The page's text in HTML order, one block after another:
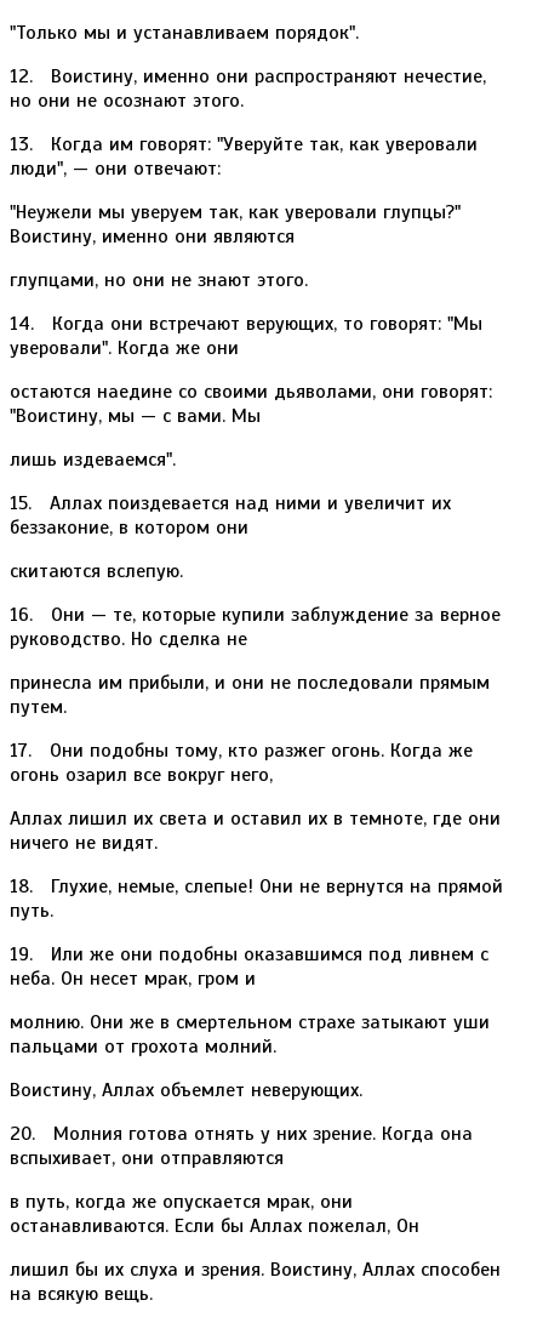
"Только мы и устанавливаем порядок".
12. Воистину, именно они распространяют нечестие,
но они не осознают этого.
13. Когда им говорят: "Уверуйте так, как уверовали
люди", — они отвечают:
"Неужели мы уверуем так, как уверовали глупцы?"
Воистину, именно они являются
глупцами, но они не знают этого.
14. Когда они встречают верующих, то говорят: "Мы
уверовали". Когда же они
остаются наедине со своими дьяволами, они говорят:
"Воистину, мы — с вами. Мы
лишь издеваемся".
15. Аллах поиздевается над ними и увеличит их
беззаконие, в котором они
скитаются вслепую.
16. Они — те, которые купили заблуждение за верное
руководство. Но сделка не
принесла им прибыли, и они не последовали прямым
путем.
17. Они подобны тому, кто разжег огонь. Когда же
огонь озарил все вокруг него,
Аллах лишил их света и оставил их в темноте, где они
ничего не видят.
18. Глухие, немые, слепые! Они не вернутся на прямой
путь.
19. Или же они подобны оказавшимся под ливнем с
неба. Он несет мрак, гром и
молнию. Они же в смертельном страхе затыкают уши
пальцами от грохота молний.
Воистину, Аллах объемлет неверующих.
20. Молния готова отнять у них зрение. Когда она
вспыхивает, они отправляются
в путь, когда же опускается мрак, они
останавливаются. Если бы Аллах пожелал, Он
лишил бы их слуха и зрения. Воистину, Аллах способен
на всякую вещь.